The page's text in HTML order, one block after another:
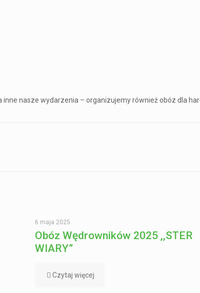
inne nasze wydarzenia – organizujemy również obóz dla
6 maja 2025
Obóz Wędrowników 2025 ,,STER
WIARY”
Czytaj więcej